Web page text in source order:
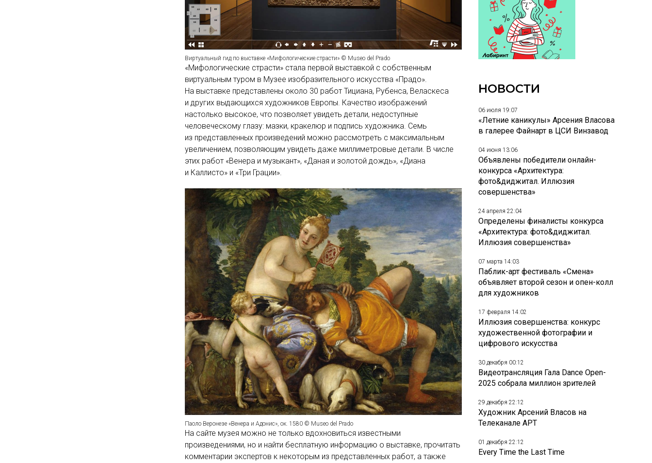
Виртуальный гид по выставке «Мифологические страсти» © Museo del Prado
«Мифологические страсти» стала первой выставкой с собственным
виртуальным туром в Музее изобразительного искусства «Прадо».
На выставке представлены около 30 работ Тициана, Рубенса, Веласкеса
и других выдающихся художников Европы. Качество изображений
настолько высокое, что позволяет увидеть детали, недоступные
человеческому глазу: мазки, кракелюр и подпись художника. Семь
из представленных произведений можно рассмотреть с максимальным
увеличением, позволяющим увидеть даже миллиметровые детали. В числе
этих работ «Венера и музыкант», «Даная и золотой дождь», «Диана
и Каллисто» и «Три Грации».
Паоло Веронезе «Венера и Адонис», ок. 1580 © Museo del Prado
На сайте музея можно не только вдохновиться известными
произведениями, но и найти бесплатную информацию о выставке, прочитать
комментарии экспертов к некоторым из представленных работ, а также
НОВОСТИ
06 июля 19:07
«Летние каникулы» Арсения Власова
в галерее Файнарт в ЦСИ Винзавод
04 июня 13:06
Объявлены победители онлайн-
конкурса «Архитектура:
фото&диджитал. Иллюзия
совершенства»
24 апреля 22:04
Определены финалисты конкурса
«Архитектура: фото&диджитал.
Иллюзия совершенства»
07 марта 14:03
Паблик-арт фестиваль «Смена»
объявляет второй сезон и опен-колл
для художников
17 февраля 14:02
Иллюзия совершенства: конкурс
художественной фотографии и
цифрового искусства
30 декабря 00:12
Видеотрансляция Гала Dance Open-
2025 собрала миллион зрителей
29 декабря 22:12
Художник Арсений Власов на
Телеканале АРТ
01 декабря 22:12
Every Time the Last Time